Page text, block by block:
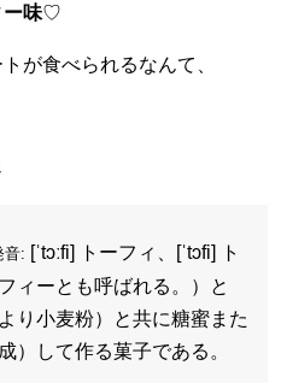
ー味♡
が食べられるなんて、
音: [ˈtɔːfi] トーフィ、 [ˈtɔfi]
ト
ィーとも呼ばれる。）と
り小麦粉）と共に糖蜜また
）して作る菓子である。